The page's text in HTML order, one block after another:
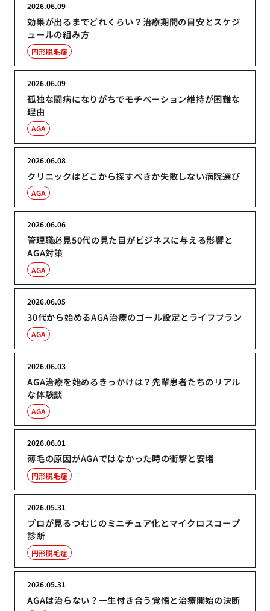
効果が出るまでどれくらい？治療期間の目安とスケジ
ュールの組み方
2026.06.09
円形脱毛症
孤独な闘病になりがちでモチベーション維持が困難な
理由
2026.06.09
AGA
クリニックはどこから探すべきか失敗しない病院選び
2026.06.08
AGA
管理職必見50代の見た目がビジネスに与える影響と
AGA対策
2026.06.06
AGA
30代から始めるAGA治療のゴール設定とライフプラン
2026.06.05
AGA
AGA治療を始めるきっかけは？先輩患者たちのリアル
な体験談
2026.06.03
AGA
薄毛の原因がAGAではなかった時の衝撃と安堵
2026.06.01
円形脱毛症
プロが見るつむじのミニチュア化とマイクロスコープ
診断
2026.05.31
円形脱毛症
AGAは治らない？一生付き合う覚悟と治療開始の決断
2026.05.31